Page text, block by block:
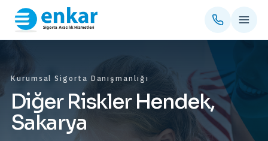
Kurumsal Sigorta Danışmanlığı
Diğer Riskler Hendek,
Sakarya